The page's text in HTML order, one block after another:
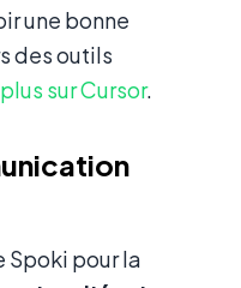
une bonne
des outils
sur Cursor.
Spoki pour la